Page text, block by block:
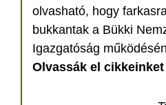
olvasható, hogy
bukkantak a Bükki
Igazgatóság
Olvassák el